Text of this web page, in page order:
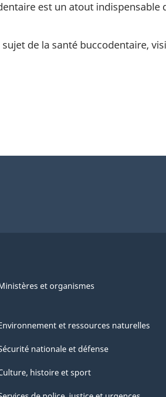
est un atout indispensable
de la santé buccodentaire,
et organismes
et ressources naturelles
nationale et défense
histoire et sport